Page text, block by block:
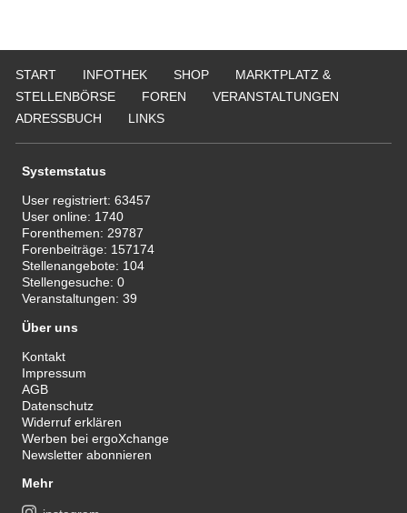
START INFOTHEK SHOP
MARKTPLATZ &
STELLENBÖRSE
FOREN
VERANSTALTUNGEN
ADRESSBUCH
LINKS
Systemstatus
User registriert:63457
User online: 1740
Forenthemen: 29787
Forenbeiträge: 157174
Stellenangebote: 104
Stellengesuche:0
Veranstaltungen:39
Über uns
Kontakt
Impressum
AGB
Datenschutz
Widerruf erklären
Werben bei ergoXchange
Newsletter abonnieren
Mehr